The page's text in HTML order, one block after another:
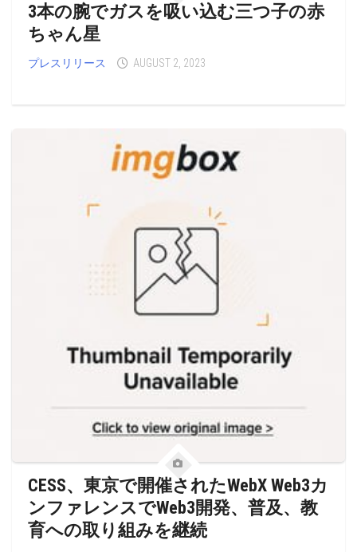
3本の腕でガスを吸い込む三つ子の赤
ちゃん星
プレスリリース AUGUST 2, 2023
CESS、東京で開催されたWebX Web3カ
ンファレンスでWeb3開発、普及、教
育への取り組みを継続